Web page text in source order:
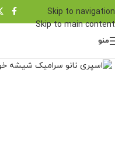
Skip to navigation
Skip to main content
منو